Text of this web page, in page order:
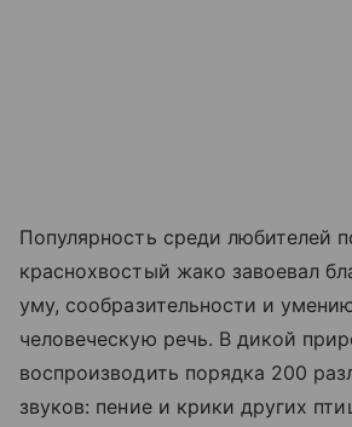
Популярность среди любителей
краснохвостый жако завоевал
уму, сообразительности и
человеческую речь. В дикой
воспроизводить порядка 200
звуков: пение и крики других